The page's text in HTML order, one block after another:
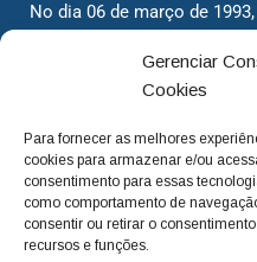
Gerenciar
Cookies
Para fornecer as melhores
cookies para armazenar e/ou
consentimento para essas
como comportamento de
consentir ou retirar o
recursos e funções.
No dia 06 de março de
cidadãos valinhenses, já
dois jornais. Há mais de 30
com o foco de trazer as
deixamos de lado as
questionando os órgãos
para a cidade e sempre